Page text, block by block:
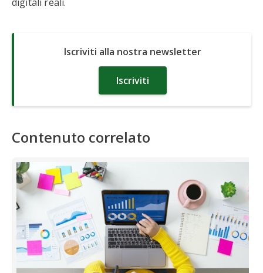
Iscriviti alla nostra newsletter
Iscriviti
Contenuto correlato